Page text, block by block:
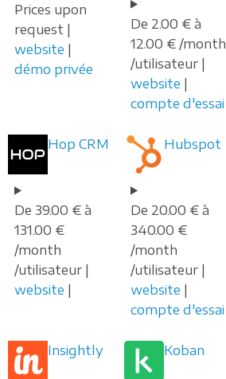
Prices upon
request |
website |
démo privée
De 2.00 € à
12.00 € /month
/utilisateur |
website |
compte d'essai
Hop CRM
De 39.00 € à
131.00 €
/month
/utilisateur |
website |
Hubspot
De 20.00 € à
340.00 €
/month
/utilisateur |
website |
compte d'essai
Insightly Koban